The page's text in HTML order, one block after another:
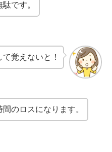
です。
覚えないと！
のロスになります。